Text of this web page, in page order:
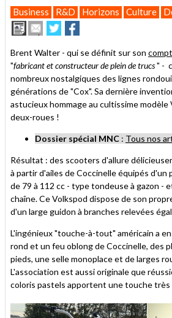
Business R&D Horizons Culture
ImprimerEnvoyer
cet
à
un
ami
Partager
sur
sur
Brent Walter - qui se définit sur son
"fabricant et constructeur de plein de trucs" -
nombreux nostalgiques des lignes
générations de "Cox". Sa dernière
astucieux hommage au cultissime modèle
deux-roues !
Dossier spécial MNC : Tous nos
Résultat : des scooters d'allure
à partir d'ailes de Coccinelle équipés
de 79 à 112 cc - type tondeuse à gazon -
chaîne. Ce Volkspod dispose de son
d'un large guidon à branches relevées
L'ingénieux "touche-à-tout" américain a
rond et un feu oblong de Coccinelle, des
pieds, une selle monoplace et de larges
L'association est aussi originale que
coloris pastels apportent une touche très